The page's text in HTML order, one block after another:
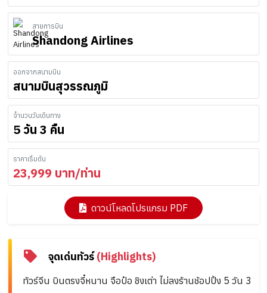
สายการบิน
Shandong Airlines
ออกจากสนามบิน
สนามบินสุวรรณภูมิ
จำนวนวันเดินทาง
5 วัน 3 คืน
ราคาเริ่มต้น
23,999 บาท/ท่าน
ดาวน์โหลดโปรแกรม PDF
จุดเด่นทัวร์(Highlights)
ทัวร์จีน บินตรงจี๋หนาน จือป๋อ ชิงเต่า ไม่ลงร้านช้อปปิ้ง 5 วัน 3